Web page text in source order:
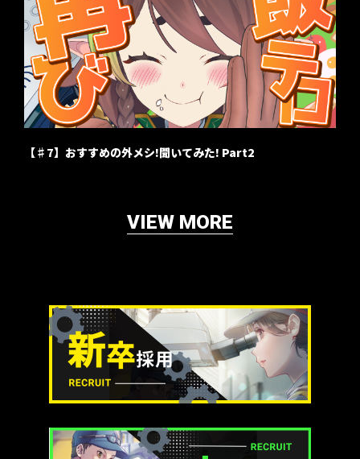
【♯7】おすすめの外メシ!聞いてみた! Part2
VIEW MORE